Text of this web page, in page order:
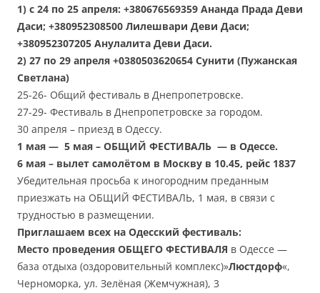
1) с 24 по 25 апреля: +380676569359 Ананда Прада Деви
Даси; +380952308500 Лилешвари Деви Даси;
+380952307205 Анулалита Деви Даси.
2) 27 по 29 апреля +0380503620654 Сунити (Пужанская
Светлана)
25-26- Общий фестиваль в Днепропетровске.
27-29- Фестиваль в Днепропетровске за городом.
30 апреля – приезд в Одессу.
1 мая — 5 мая – ОБЩИЙ ФЕСТИВАЛЬ — в Одессе.
6 мая – вылет самолётом в Москву в 10.45, рейс 1837
Убедительная просьба к иногородним преданным
приезжать на ОБЩИЙ ФЕСТИВАЛЬ, 1 мая, в связи с
трудностью в размещении.
Приглашаем всех на Одесский фестиваль:
Место проведения ОБЩЕГО ФЕСТИВАЛЯ в Одессе —
база отдыха (оздоровительный комплекс)»Люстдорф«,
Черноморка, ул. Зелёная (Жемчужная), 3